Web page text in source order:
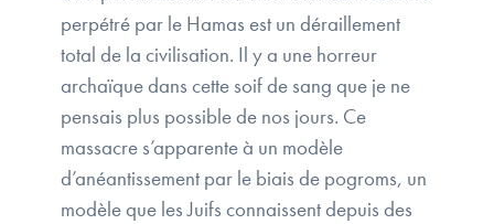
perpétré par le Hamas est un déraillement
total de la civilisation. Il y a une horreur
archaïque dans cette soif de sang que je ne
pensais plus possible de nos jours. Ce
massacre s’apparente à un modèle
d’anéantissement par le biais de pogroms, un
modèle que les Juifs connaissent depuis des